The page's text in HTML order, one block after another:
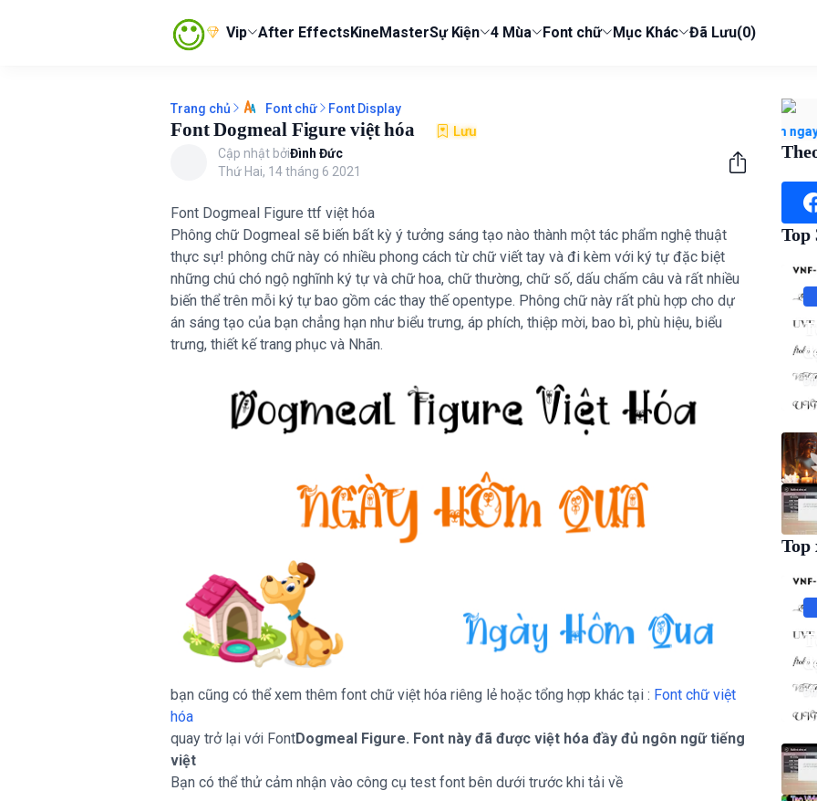
Vip After EffectsKineMasterSự Kiện 4 Mùa Font chữ Mục Khác Đã Lưu(0)
Trang chủ Font chữ Font Display
Font Dogmeal Figure việt hóa Lưu
Cập nhật bởiĐình Đức
Thứ Hai, 14 tháng 6 2021
Font Dogmeal Figure ttf việt hóa
Phông chữ Dogmeal sẽ biến bất kỳ ý tưởng sáng tạo nào thành một tác phẩm nghệ thuật
thực sự! phông chữ này có nhiều phong cách từ chữ viết tay và đi kèm với ký tự đặc biệt
những chú chó ngộ nghĩnh ký tự và chữ hoa, chữ thường, chữ số, dấu chấm câu và rất nhiều
biến thể trên mỗi ký tự bao gồm các thay thế opentype. Phông chữ này rất phù hợp cho dự
án sáng tạo của bạn chẳng hạn như biểu trưng, ​​áp phích, thiệp mời, bao bì, phù hiệu, biểu
trưng, ​​thiết kế trang phục và Nhãn.
bạn cũng có thể xem thêm font chữ việt hóa riêng lẻ hoặc tổng hợp khác tại : Font chữ việt
hóa
quay trở lại với FontDogmeal Figure. Font này đã được việt hóa đầy đủ ngôn ngữ tiếng
việt
Bạn có thể thử cảm nhận vào công cụ test font bên dưới trước khi tải về
(Ủng hộ admin) Xem ngay
Top
Top